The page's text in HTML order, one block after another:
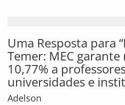
Uma Resposta para
Temer: MEC
10,77% a
universidades e
Adelson